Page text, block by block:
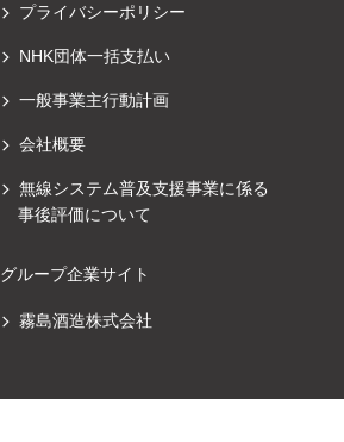
プライバシーポリシー
NHK団体一括支払い
一般事業主行動計画
会社概要
無線システム普及支援事業に係る
事後評価について
グループ企業サイト
霧島酒造株式会社